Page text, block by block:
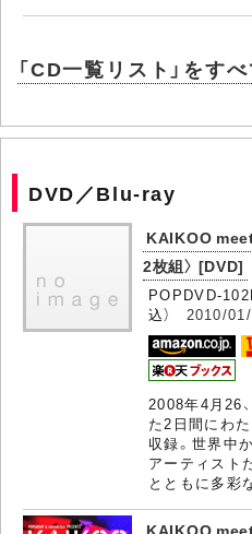
「CD一覧リスト」をす
DVD／Blu-ray
KAIKOO
2枚組〉 [DVD]
POPDVD-
込） 2010/
2008年4月26
た2日間にわ
収録。世界中
アーティスト
とともに多彩
KAIKOO